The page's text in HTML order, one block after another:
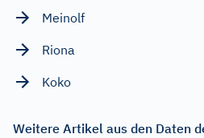
Meinolf
Riona
Koko
Weitere Artikel aus den Daten